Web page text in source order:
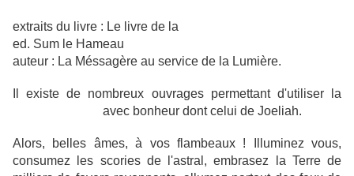
extraits du livre : Le livre de la
ed. Sum le Hameau
auteur : La Méssagère au service de la Lumière.
Il existe de nombreux ouvrages permettant d'utiliser la
avec bonheur dont celui de Joeliah.
Alors, belles âmes, à vos flambeaux ! Illuminez vous,
consumez les scories de l'astral, embrasez la Terre de